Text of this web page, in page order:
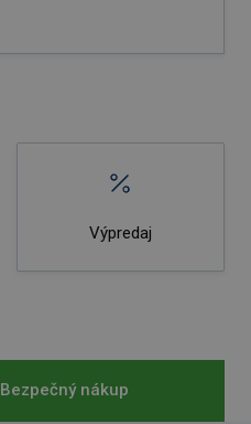
Výpredaj
Bezpečný nákup